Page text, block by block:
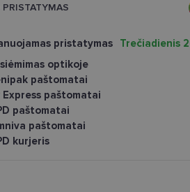
PRISTATYMAS
pristatymas
Trečiadienis
optikoje
paštomatai
Express paštomatai
paštomatai
paštomatai
kurjeris